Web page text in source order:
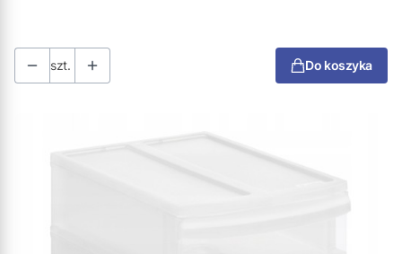
szt. Do koszyka